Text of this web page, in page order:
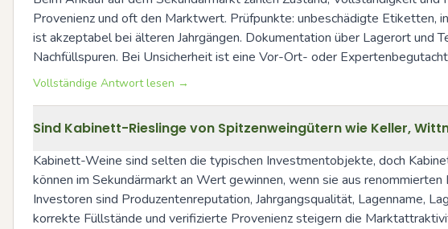
Provenienz und oft den Marktwert. Prüfpunkte: unbeschädigte Etiketten,
ist akzeptabel bei älteren Jahrgängen. Dokumentation über Lagerort und
Nachfüllspuren. Bei Unsicherheit ist eine Vor-Ort- oder
Vollständige Antwort lesen →
Sind Kabinett-Rieslinge von Spitzenweingütern wie Keller,
Kabinett-Weine sind selten die typischen Investmentobjekte, doch
können im Sekundärmarkt an Wert gewinnen, wenn sie aus
Investoren sind Produzentenreputation, Jahrgangsqualität, Lagenname,
korrekte Füllstände und verifizierte Provenienz steigern die